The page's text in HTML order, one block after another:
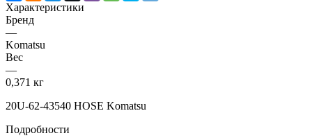
Характеристики
Бренд
—
Komatsu
Вес
—
0,371 кг
20U-62-43540 HOSE Komatsu
Подробности